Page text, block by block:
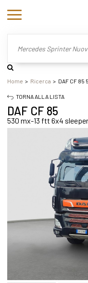
Home Ricerca DAF CF 85
TORNA ALLA LISTA
DAF CF 85
530 mx-13 ftt 6x4